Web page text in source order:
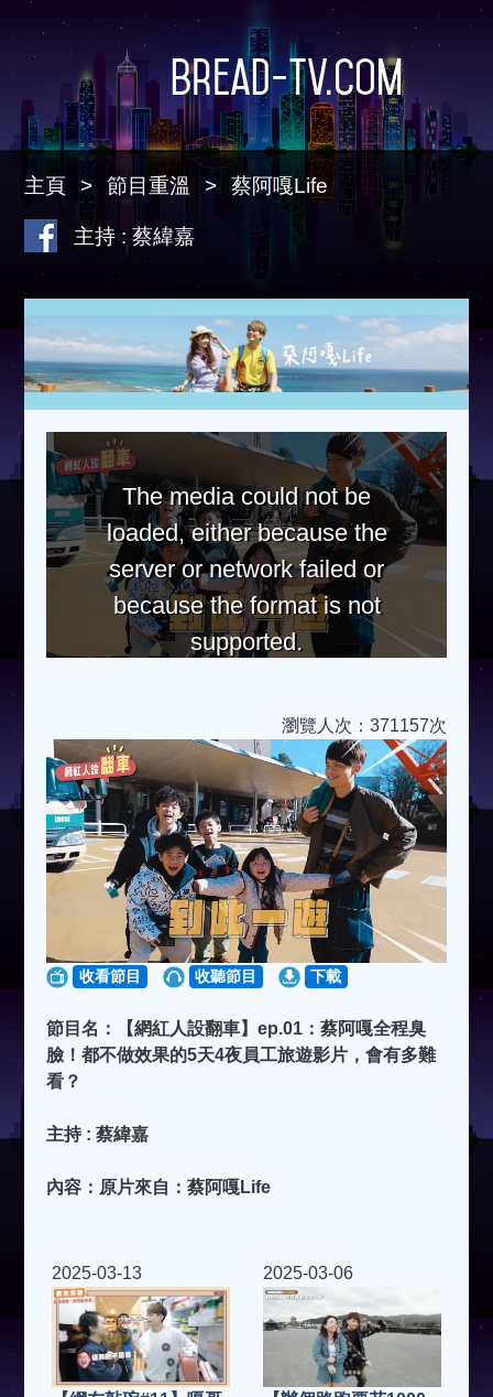
Bread-TV.com
主頁 節目重溫 蔡阿嘎Life
主持 : 蔡緯嘉
The media could not be
loaded, either because the
server or network failed or
because the format is not
supported.
瀏覽人次：371157次
收看節目 收聽節目 下載
節目名：【網紅人設翻車】ep.01：蔡阿嘎全程臭
臉！都不做效果的5天4夜員工旅遊影片，會有多難
看？
主持 : 蔡緯嘉
內容：原片來自：蔡阿嘎Life
2025-03-13 2025-03-06